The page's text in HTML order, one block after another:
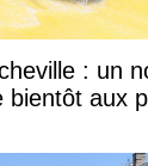
: un
bientôt aux